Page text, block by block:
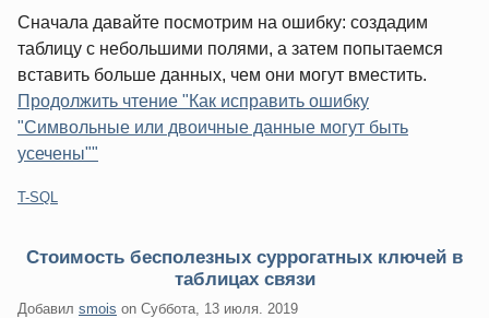
Сначала давайте посмотрим на ошибку: создадим
таблицу с небольшими полями, а затем попытаемся
вставить больше данных, чем они могут вместить.
Продолжить чтение "Как исправить ошибку
"Символьные или двоичные данные могут быть
усечены""
Категории:
T-SQL
Стоимость бесполезных суррогатных ключей в
таблицах связи
Добавил smois on Суббота, 13 июля. 2019